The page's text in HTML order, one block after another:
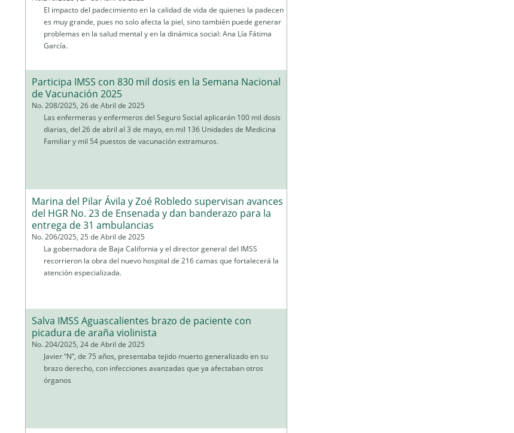
El impacto del padecimiento en la calidad de vida de quienes la padecen
es muy grande, pues no solo afecta la piel, sino también puede generar
problemas en la salud mental y en la dinámica social: Ana Lía Fátima
García.
Participa IMSS con 830 mil dosis en la Semana Nacional
de Vacunación 2025
No. 208/2025, 26 de Abril de 2025
Las enfermeras y enfermeros del Seguro Social aplicarán 100 mil dosis
diarias, del 26 de abril al 3 de mayo, en mil 136 Unidades de Medicina
Familiar y mil 54 puestos de vacunación extramuros.
Marina del Pilar Ávila y Zoé Robledo supervisan avances
del HGR No. 23 de Ensenada y dan banderazo para la
entrega de 31 ambulancias
No. 206/2025, 25 de Abril de 2025
La gobernadora de Baja California y el director general del IMSS
recorrieron la obra del nuevo hospital de 216 camas que fortalecerá la
atención especializada.
Salva IMSS Aguascalientes brazo de paciente con
picadura de araña violinista
No. 204/2025, 24 de Abril de 2025
Javier “N”, de 75 años, presentaba tejido muerto generalizado en su
brazo derecho, con infecciones avanzadas que ya afectaban otros
órganos